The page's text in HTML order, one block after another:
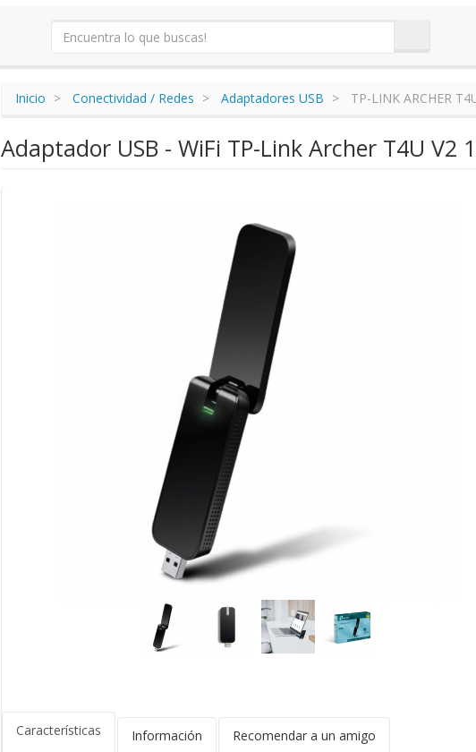
Inicio Conectividad / Redes Adaptadores USB TP-LINK ARCHER
Adaptador USB - WiFi TP-Link Archer T4U V2
Características Información Recomendar a un amigo